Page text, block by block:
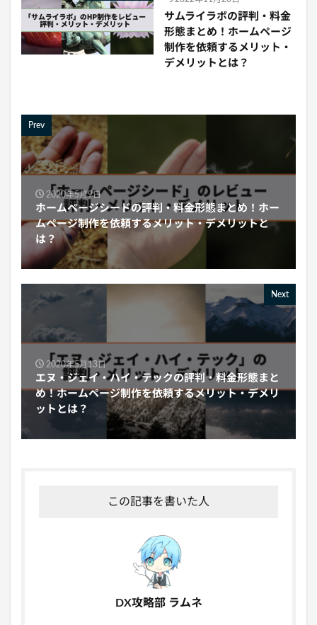
サムライラボの評判・料金
形態まとめ！ホームページ
制作を依頼するメリット・
デメリットとは？
Prev
2020年5月9日
ホームページシードの評判・料金形態まとめ！ホー
ムページ制作を依頼するメリット・デメリットと
は？
Next
2020年5月13日
エヌ・ジェイ・ハイ・テックの評判・料金形態まと
め！ホームページ制作を依頼するメリット・デメリ
ットとは？
この記事を書いた人
DX攻略部 ラムネ